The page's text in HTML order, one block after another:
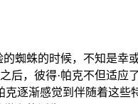
蜘蛛的时候，不知是幸
后，彼得·帕克不但适应
逐渐感觉到伴随着这些